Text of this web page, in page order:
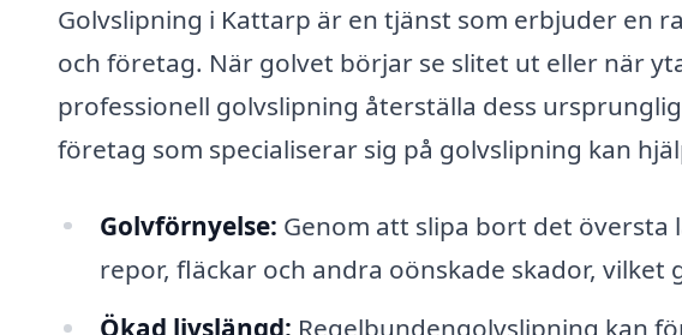
Golvslipning i Kattarp är en tjänst som erbjuder en
och företag. När golvet börjar se slitet ut eller när
professionell golvslipning återställa dess
företag som specialiserar sig på golvslipning kan
Golvförnyelse: Genom att slipa bort det
repor, fläckar och andra oönskade skador,